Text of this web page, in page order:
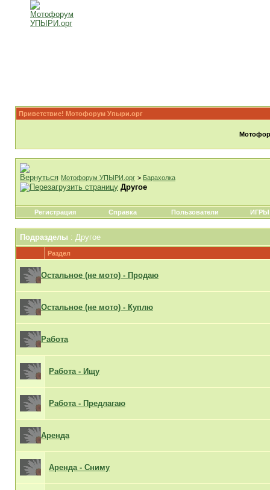
Приветствие! Мотофорум Упыри.орг
Мотофорум УПЫРИ.орг > Барахолка
Другое
Регистрация Справка Пользователи ИГРЫ
Подразделы : Другое
Раздел
Остальное (не мото) - Продаю
Остальное (не мото) - Куплю
Работа
Работа - Ищу
Работа - Предлагаю
Аренда
Аренда - Сниму